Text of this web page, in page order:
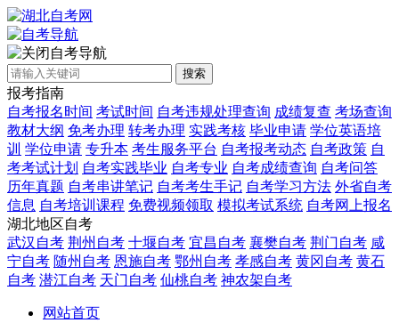
自考导航
搜索
报考指南
自考报名时间 考试时间 自考违规处理查询 成绩复查 考场查询
教材大纲 免考办理 转考办理 实践考核 毕业申请 学位英语培
训 学位申请 专升本 考生服务平台 自考报考动态 自考政策 自
考考试计划 自考实践毕业 自考专业 自考成绩查询 自考问答
历年真题 自考串讲笔记 自考考生手记 自考学习方法 外省自考
信息 自考培训课程 免费视频领取 模拟考试系统 自考网上报名
湖北地区自考
武汉自考 荆州自考 十堰自考 宜昌自考 襄樊自考 荆门自考 咸
宁自考 随州自考 恩施自考 鄂州自考 孝感自考 黄冈自考 黄石
自考 潜江自考 天门自考 仙桃自考 神农架自考
网站首页